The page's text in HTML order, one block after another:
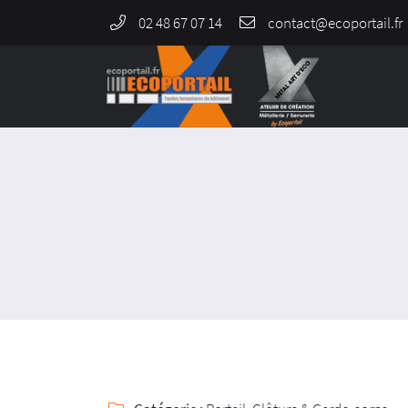
02 48 67 07 14
964 Rue de Malitorne,
18230 Saint-Doulchard
02 48 67 07 14